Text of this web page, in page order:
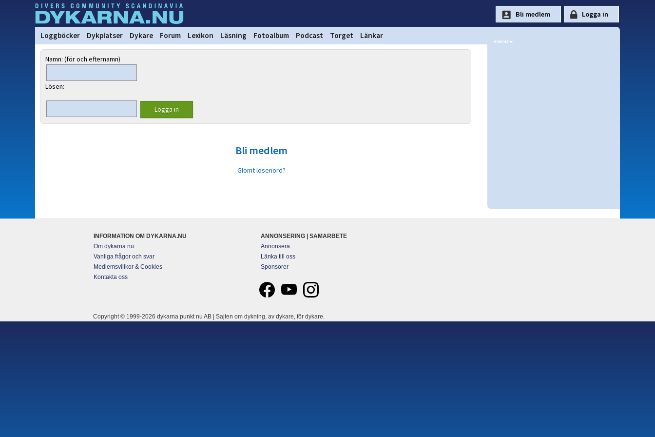
Loggböcker Dykplatser Dykare Forum Lexikon Läsning Fotoalbum Podcast Torget Länkar
Namn: (för och efternamn)
Lösen:
Bli medlem
Glömt lösenord?
INFORMATION OM DYKARNA.NU
Om dykarna.nu
Vanliga frågor och svar
Medlemsvillkor & Cookies
Kontakta oss
ANNONSERING | SAMARBETE
Annonsera
Länka till oss
Sponsorer
Copyright © 1999-2026 dykarna punkt nu AB | Sajten om dykning, av dykare, för dykare.